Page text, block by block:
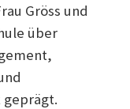
Gröss und
über
geprägt.